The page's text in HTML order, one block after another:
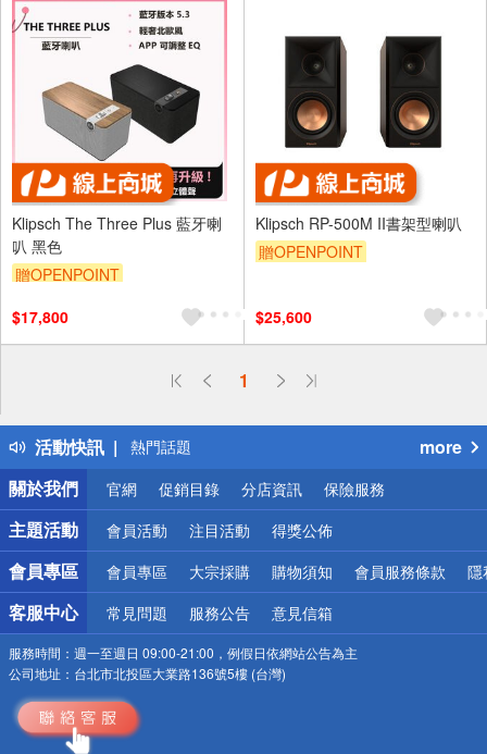
Klipsch The Three Plus 藍牙喇
叭 黑色
贈OPENPOINT
$17,800
Klipsch RP-500M II書架型喇叭
贈OPENPOINT
$25,600
1
活動快訊
偏遠地區配送
得獎公告
熱門話題
銀行優惠
偏遠地區配送
詐騙網頁！請小心！
more
關於我們
官網 促銷目錄 分店資訊 保險服務
主題活動 會員活動 注目活動 得獎公佈
會員專區 會員專區 大宗採購 購物須知 會員服務條款 隱
客服中心 常見問題 服務公告 意見信箱
服務時間： 週一至週日 09:00-21:00，例假日依網站公告為主
公司地址： 台北市北投區大業路136號5樓 (台灣)